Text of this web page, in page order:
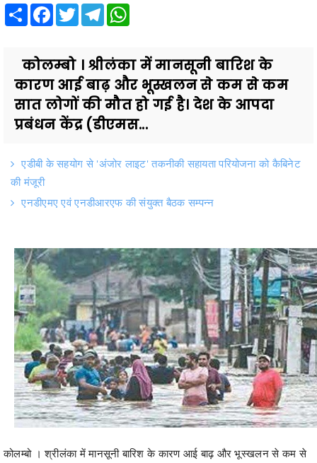
Share Facebook
TwitterTelegram
कोलम्बो । श्रीलंका में मानसूनी बारिश के
कारण आई बाढ़ और भूस्खलन से कम से कम
सात लोगों की मौत हो गई है। देश के आपदा
प्रबंधन केंद्र (डीएमस...
एडीबी के सहयोग से 'अंजोर लाइट' तकनीकी सहायता परियोजना को कैबिनेट
की मंजूरी
एनडीएमए एवं एनडीआरएफ की संयुक्त बैठक सम्पन्न
कोलम्बो । श्रीलंका में मानसूनी बारिश के कारण आई बाढ़ और भूस्खलन से कम से